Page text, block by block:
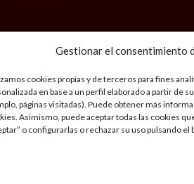
Gestionar el consentimiento
cookies propias y de terceros para fines
en base a un perfil elaborado a partir de
páginas visitadas). Puede obtener más
Asimismo, puede aceptar todas las cookies
o configurarlas o rechazar su uso pulsando el
pedido.Descartar